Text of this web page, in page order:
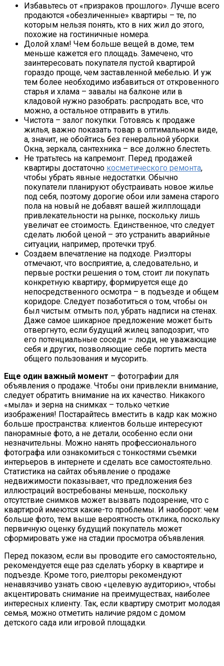
Избавьтесь от «призраков прошлого». Лучше всего
продаются «обезличенные» квартиры – те, по
которым нельзя понять, кто в них жил до этого,
похожие на гостиничные номера.
Долой хлам! Чем больше вещей в доме, тем
меньше кажется его площадь. Замечено, что
заинтересовать покупателя пустой квартирой
гораздо проще, чем заставленной мебелью. И уж
тем более необходимо избавиться от откровенного
старья и хлама – завалы на балконе или в
кладовой нужно разобрать: распродать все, что
можно, а остальное отправить в утиль.
Чистота – залог покупки. Готовясь к продаже
жилья, важно показать товар в оптимальном виде,
а, значит, не обойтись без генеральной уборки.
Окна, зеркала, сантехника – все должно блестеть.
Не тратьтесь на капремонт. Перед продажей
квартиры достаточно косметического ремонта,
чтобы убрать явные недостатки. Обычно
покупатели планируют обустраивать новое жилье
под себя, поэтому дорогие обои или замена старого
пола на новый не добавят вашей жилплощади
привлекательности на рынке, поскольку лишь
увеличат ее стоимость. Единственное, что следует
сделать любой ценой – это устранить аварийные
ситуации, например, протечки труб.
Создаем впечатление на подходе. Риэлторы
отмечают, что восприятие, а, следовательно, и
первые ростки решения о том, стоит ли покупать
конкретную квартиру, формируется еще до
непосредственного осмотра – в подъезде и общем
коридоре. Следует позаботиться о том, чтобы он
был чистым: отмыть пол, убрать надписи на стенах.
Даже самое шикарное предложение может быть
отвергнуто, если будущий жилец заподозрит, что
его потенциальные соседи – люди, не уважающие
себя и других, позволяющие себе портить места
общего пользования и мусорить.
Еще один важный момент – фотографии для
объявления о продаже. Чтобы они привлекли внимание,
следует обратить внимание на их качество. Никакого
«мыла» и зерна на снимках – только четкие
изображения! Постарайтесь вместить в кадр как можно
больше пространства: клиентов больше интересуют
панорамные фото, а не детали, особенно если они
незначительны. Можно нанять профессионального
фотографа или ознакомиться с тонкостями съемки
интерьеров в интернете и сделать все самостоятельно.
Статистика на сайтах объявление о продаже
недвижимости показывает, что предложения без
иллюстраций востребованы меньше, поскольку
отсутствие снимков может вызвать подозрение, что с
квартирой имеются какие-то проблемы. И наоборот: чем
больше фото, тем выше вероятность отклика, поскольку
первичную оценку будущий покупатель может
сформировать уже на стадии просмотра объявления.
Перед показом, если вы проводите его самостоятельно,
рекомендуется еще раз сделать уборку в квартире и
подъезде. Кроме того, риелторы рекомендуют
ненавязчиво узнать свою «целевую аудиторию», чтобы
акцентировать снимание на преимуществах, наиболее
интересных клиенту. Так, если квартиру смотрит молодая
семья, можно отметить наличие рядом с домом
детского сада или игровой площадки.